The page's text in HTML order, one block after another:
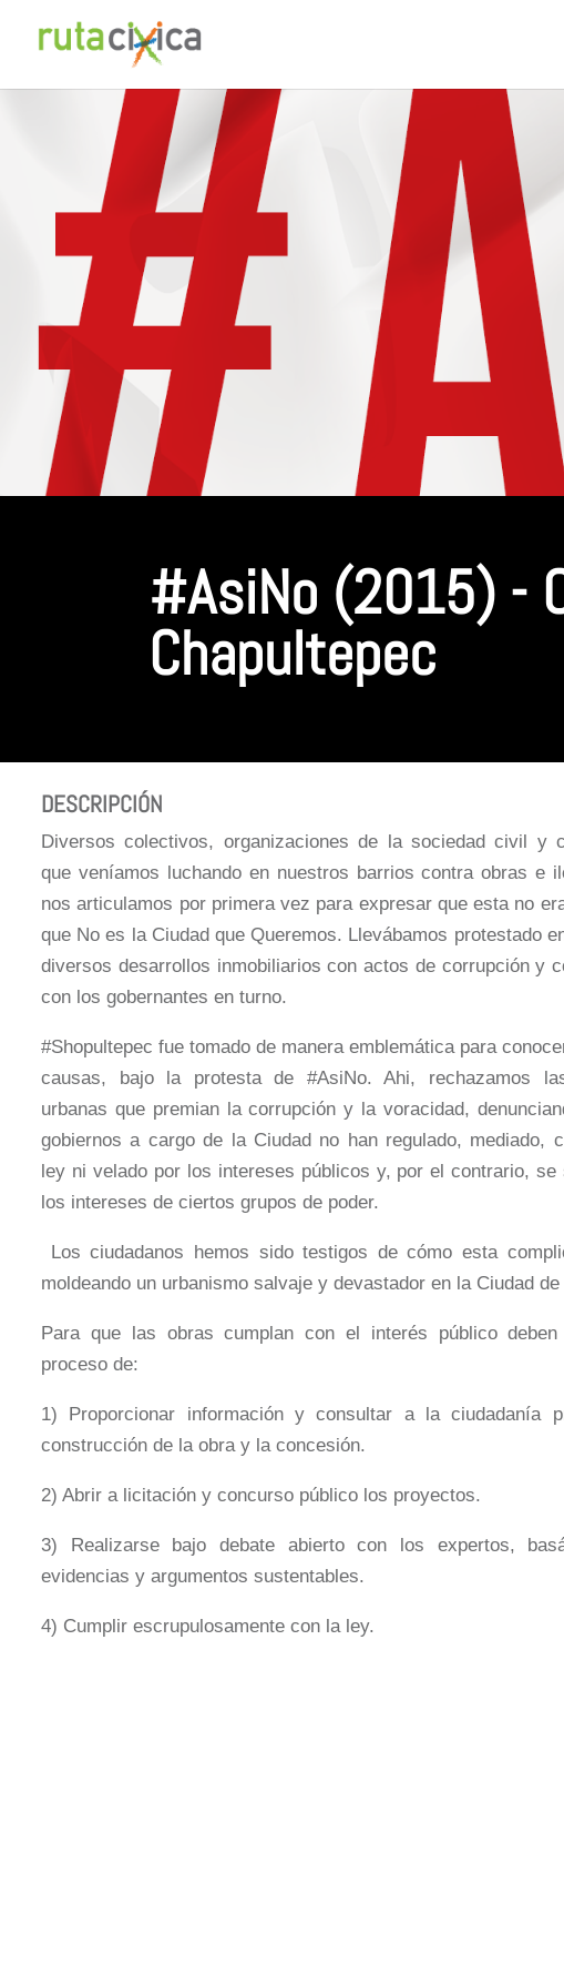
#AsiNo (2015) -
Chapultepec
DESCRIPCIÓN
Diversos colectivos, organizaciones de la sociedad civil y
que veníamos luchando en nuestros barrios contra obras e
nos articulamos por primera vez para expresar que esta no
que No es la Ciudad que Queremos. Llevábamos protestado
diversos desarrollos inmobiliarios con actos de corrupción y
con los gobernantes en turno.
#Shopultepec fue tomado de manera emblemática para
causas, bajo la protesta de #AsiNo. Ahi, rechazamos
urbanas que premian la corrupción y la voracidad,
gobiernos a cargo de la Ciudad no han regulado, mediado,
ley ni velado por los intereses públicos y, por el contrario, se
los intereses de ciertos grupos de poder.
Los ciudadanos hemos sido testigos de cómo esta
moldeando un urbanismo salvaje y devastador en la Ciudad
Para que las obras cumplan con el interés público
proceso de:
1) Proporcionar información y consultar a la ciudadanía
construcción de la obra y la concesión.
2) Abrir a licitación y concurso público los proyectos.
3) Realizarse bajo debate abierto con los expertos,
evidencias y argumentos sustentables.
4) Cumplir escrupulosamente con la ley.